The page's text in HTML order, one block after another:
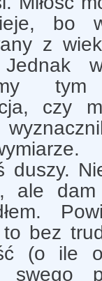
z
Jednak
czy
duszy.
ale
bez
(o ile
swego